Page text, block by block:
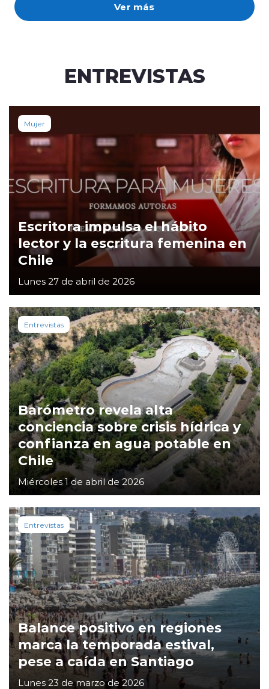
Ver más
ENTREVISTAS
Mujer
Escritora impulsa el hábito
lector y la escritura femenina en
Chile
Lunes 27 de abril de 2026
Entrevistas
Barómetro revela alta
conciencia sobre crisis hídrica y
confianza en agua potable en
Chile
Miércoles 1 de abril de 2026
Entrevistas
Balance positivo en regiones
marca la temporada estival,
pese a caída en Santiago
Lunes 23 de marzo de 2026